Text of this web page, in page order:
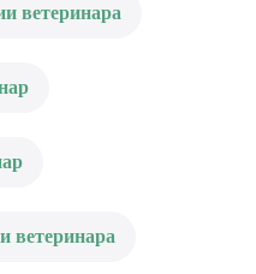
ветеринара
ветеринара